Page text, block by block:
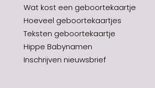
Wat kost een geboortekaartje
Hoeveel geboortekaartjes
Teksten geboortekaartje
Hippe Babynamen
Inschrijven nieuwsbrief